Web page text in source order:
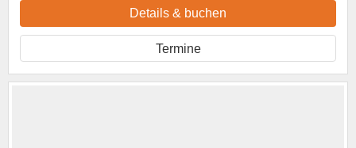
Details & buchen
Termine